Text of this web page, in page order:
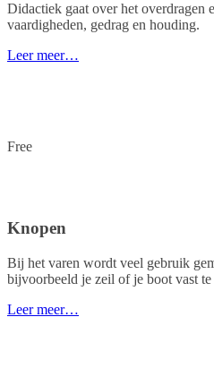
Didactiek gaat over het overdragen
vaardigheden, gedrag en houding.
Leer meer…
Free
Knopen
Bij het varen wordt veel gebruik
bijvoorbeeld je zeil of je boot vast te
Leer meer…